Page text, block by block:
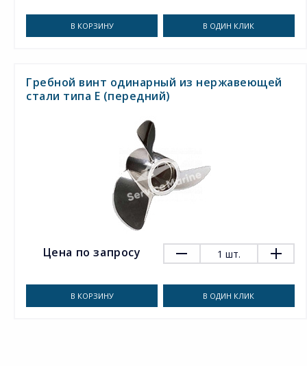
В КОРЗИНУ В ОДИН КЛИК
Гребной винт одинарный из нержавеющей
стали типа E (передний)
Цена по запросу 1 шт.
В КОРЗИНУ В ОДИН КЛИК